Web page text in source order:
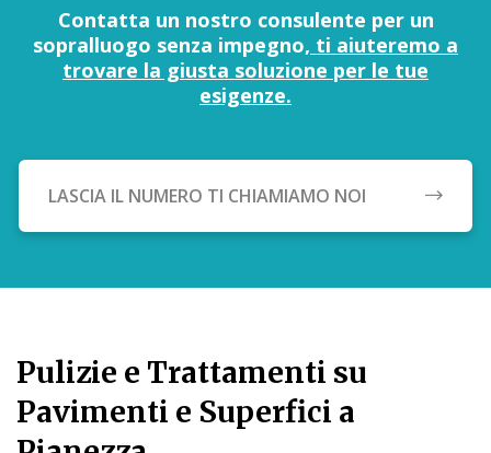
Contatta un nostro consulente per un
sopralluogo senza impegno, ti aiuteremo a
trovare la giusta soluzione per le tue
esigenze.
LASCIA IL NUMERO TI CHIAMIAMO NOI
Pulizie e Trattamenti su
Pavimenti e Superfici a